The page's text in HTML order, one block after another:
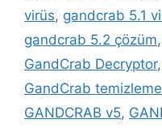
virüs, gandcrab 5.1
gandcrab 5.2 çözüm,
GandCrab Decryptor,
GandCrab temizleme
GANDCRAB v5,